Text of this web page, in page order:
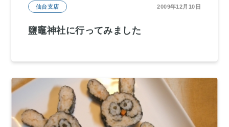
仙台支店 2009年12月10日
鹽竈神社に行ってみました